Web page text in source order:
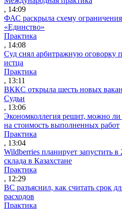
, 14:09
ФАС раскрыла схему
«Единство»
Практика
, 14:08
Суд снял арбитражную оговорку
истца
Практика
, 13:11
ВККС открыла шесть новых
Судьи
, 13:06
Экономколлегия решит, можно
на стоимость выполненных работ
Практика
, 13:04
Wildberries планирует запустить
склада в Казахстане
Практика
, 12:29
ВС разъяснил, как считать срок
расходов
Практика